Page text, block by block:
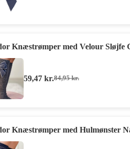
Knæstrømper med Velour Sløjfe
84,95kr.
Den
59,47 kr.Den
Knæstrømper med Hulmønster